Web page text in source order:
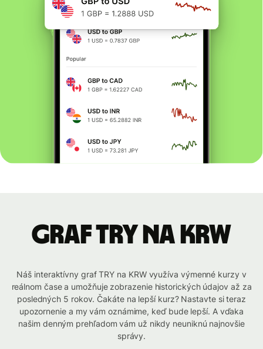
graf TRY na KRW
Náš interaktívny graf TRY na KRW využíva výmenné kurzy v
reálnom čase a umožňuje zobrazenie historických údajov až za
posledných 5 rokov. Čakáte na lepší kurz? Nastavte si teraz
upozornenie a my vám oznámime, keď bude lepší. A vďaka
našim denným prehľadom vám už nikdy neuniknú najnovšie
správy.